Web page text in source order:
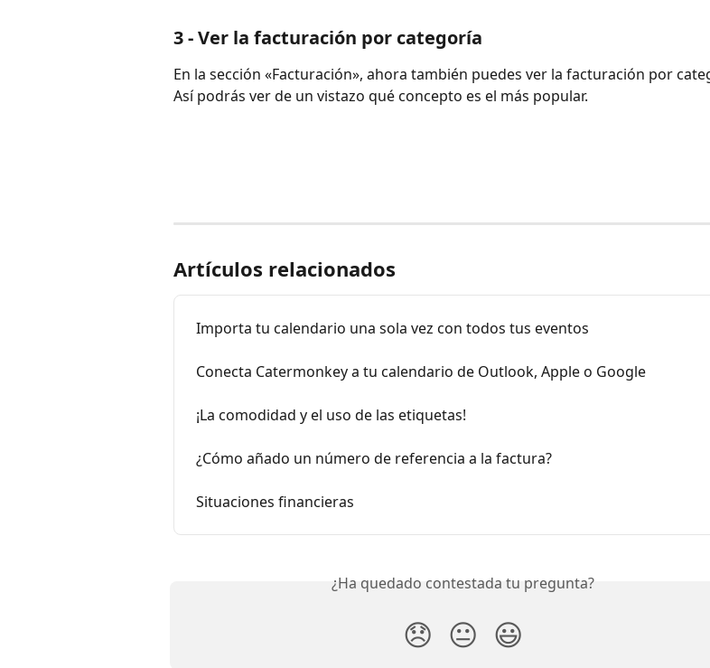
3 - Ver la facturación por categoría
En la sección «Facturación», ahora también puedes ver la facturación por
Así podrás ver de un vistazo qué concepto es el más popular.
Artículos relacionados
Importa tu calendario una sola vez con todos tus eventos
Conecta Catermonkey a tu calendario de Outlook, Apple o Google
¡La comodidad y el uso de las etiquetas!
¿Cómo añado un número de referencia a la factura?
Situaciones financieras
¿Ha quedado contestada tu pregunta?
😞 😐 😃